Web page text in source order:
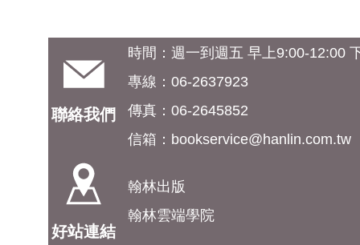
聯絡我們
時間：週一到週五 早上9:00-12:00
專線：06-2637923
傳真：06-2645852
信箱： bookservice@hanlin.com.tw
好站連結
翰林出版
翰林雲端學院